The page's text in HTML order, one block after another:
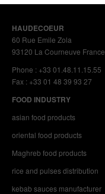
HAUDECOEUR
60 Rue Emile Zola
93120 La Courneuve France
Phone : +33 01.48.11.15.55
Fax : +33 01 48 39 93 27
FOOD INDUSTRY
asian food products
oriental food products
Maghreb food products
rice and pulses distribution
kebab sauces manufacturer